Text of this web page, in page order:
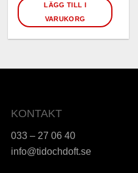
LÄGG TILL I
VARUKORG
KONTAKT
033 – 27 06 40
info@tidochdoft.se